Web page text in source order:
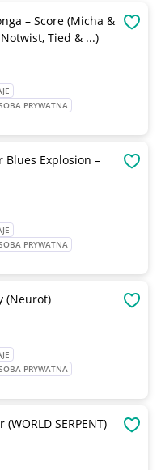
– Score (Micha &
Tied & ...)
PRYWATNA
Blues Explosion –
PRYWATNA
(Neurot)
PRYWATNA
SERPENT)